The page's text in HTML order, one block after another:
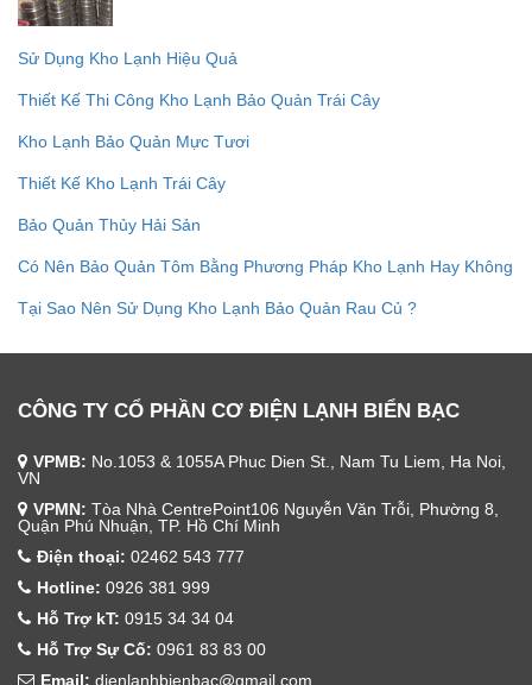
Sử Dụng Kho Lạnh Hiệu Quả
Thiết Kế Thi Công Kho Lạnh Bảo Quản Trái Cây
Kho Lạnh Bảo Quản Mực Tươi
Thiết Kế Kho Lạnh Trái Cây
Bảo Quản Thủy Hải Sản
Có Nên Bảo Quản Tôm Bằng Phương Pháp Kho Lạnh Hay Không
Tại Sao Nên Sử Dụng Kho Lạnh Bảo Quản Rau Củ ?
CÔNG TY CỔ PHẦN CƠ ĐIỆN LẠNH BIỂN BẠC
VPMB: No.1053 & 1055A Phuc Dien St., Nam Tu Liem, Ha Noi,
VN
VPMN: Tòa Nhà CentrePoint106 Nguyễn Văn Trỗi, Phường 8,
Quận Phú Nhuận, TP. Hồ Chí Minh
Điện thoại: 02462 543 777
Hotline: 0926 381 999
Hỗ Trợ kT: 0915 34 34 04
Hỗ Trợ Sự Cố: 0961 83 83 00
Email: dienlanhbienbac@gmail.com